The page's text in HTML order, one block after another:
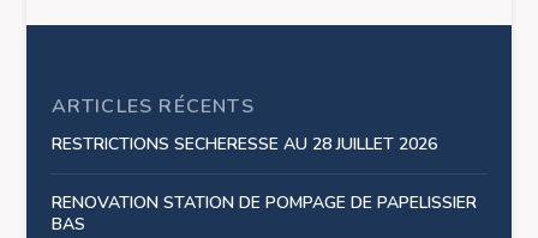
ARTICLES RÉCENTS
RESTRICTIONS SECHERESSE AU 28 JUILLET 2026
RENOVATION STATION DE POMPAGE DE PAPELISSIER
BAS